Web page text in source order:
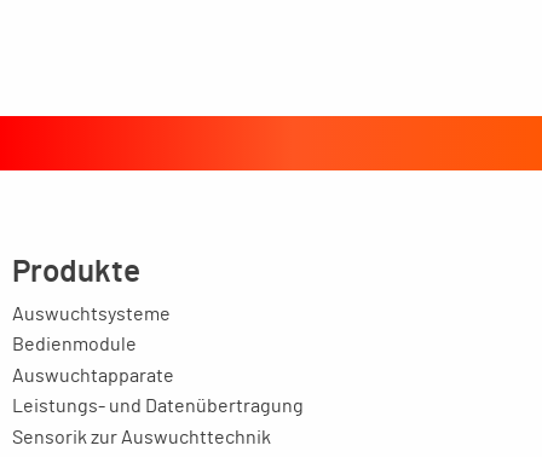
Produkte
Auswuchtsysteme
Bedienmodule
Auswuchtapparate
Leistungs- und Datenübertragung
Sensorik zur Auswuchttechnik